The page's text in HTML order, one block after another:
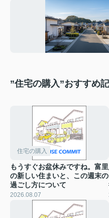
”住宅の購入”おすすめ
住宅の購入
もうすぐお盆休みですね。富里
の新しい住まいと、この週末の
過ごし方について
2026.08.07